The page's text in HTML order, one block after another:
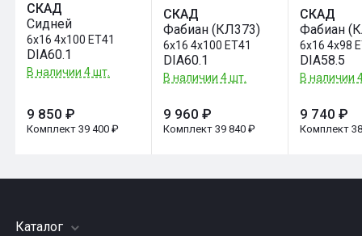
СКАД
Сидней
6x16 4x100 ET41
DIA60.1
В наличии 4 шт.
9 850 ₽
Комплект 39 400 ₽
СКАД
Фабиан (КЛ373)
6x16 4x100 ET41
DIA60.1
В наличии 4 шт.
9 960 ₽
Комплект 39 840 ₽
СКАД
Фабиан
6x16 4x98
DIA58.5
В наличии
9 740 ₽
Комплект
Каталог